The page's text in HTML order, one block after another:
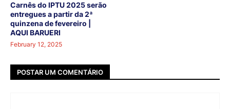
Carnês do IPTU 2025 serão
entregues a partir da 2ª
quinzena de fevereiro |
AQUI BARUERI
February 12, 2025
POSTAR UM COMENTÁRIO